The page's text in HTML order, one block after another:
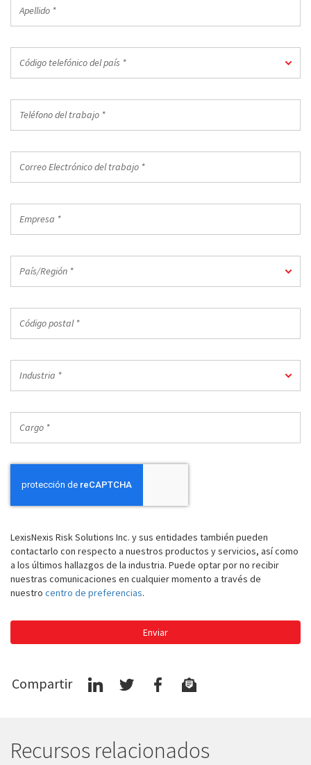
telefónico
país
Código telefónico del país *
del
*
Electrónico
trabajo
País/Región *
postal
Industria *
LexisNexis Risk Solutions Inc. y sus entidades también pueden
contactarlo con respecto a nuestros productos y servicios, así como
a los últimos hallazgos de la industria. Puede optar por no recibir
nuestras comunicaciones en cualquier momento a través de
nuestro centro de preferencias.
Enviar
Compartir
Recursos relacionados